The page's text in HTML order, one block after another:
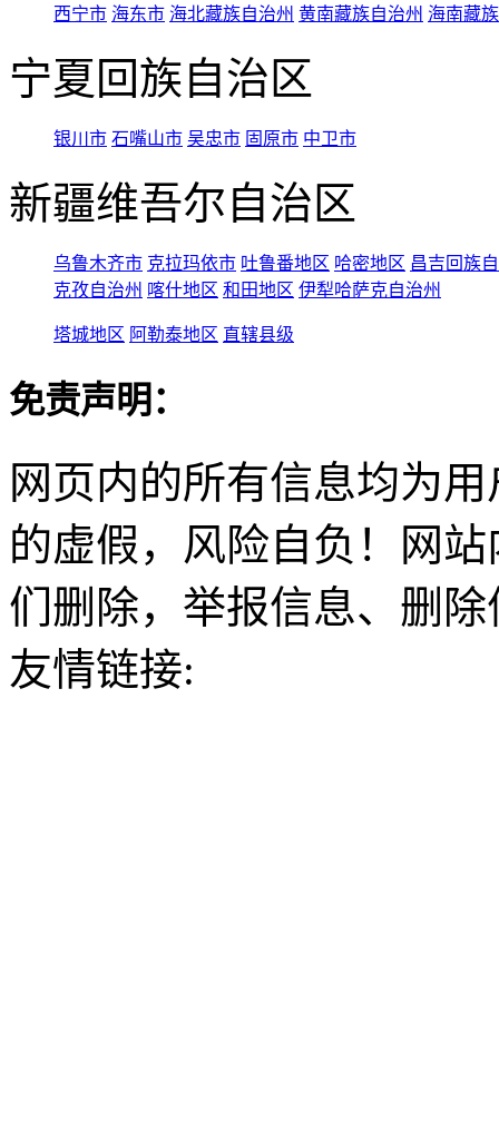
西宁市 海东市 海北藏族自治州 黄南藏族自治州 海南藏
宁夏回族自治区
银川市 石嘴山市 吴忠市 固原市 中卫市
新疆维吾尔自治区
乌鲁木齐市 克拉玛依市 吐鲁番地区 哈密地区 昌吉回族
克孜自治州 喀什地区 和田地区 伊犁哈萨克自治州
塔城地区 阿勒泰地区 直辖县级
免责声明：
网页内的所有信息均为
的虚假，风险自负！网
们删除，举报信息、删
友情链接: